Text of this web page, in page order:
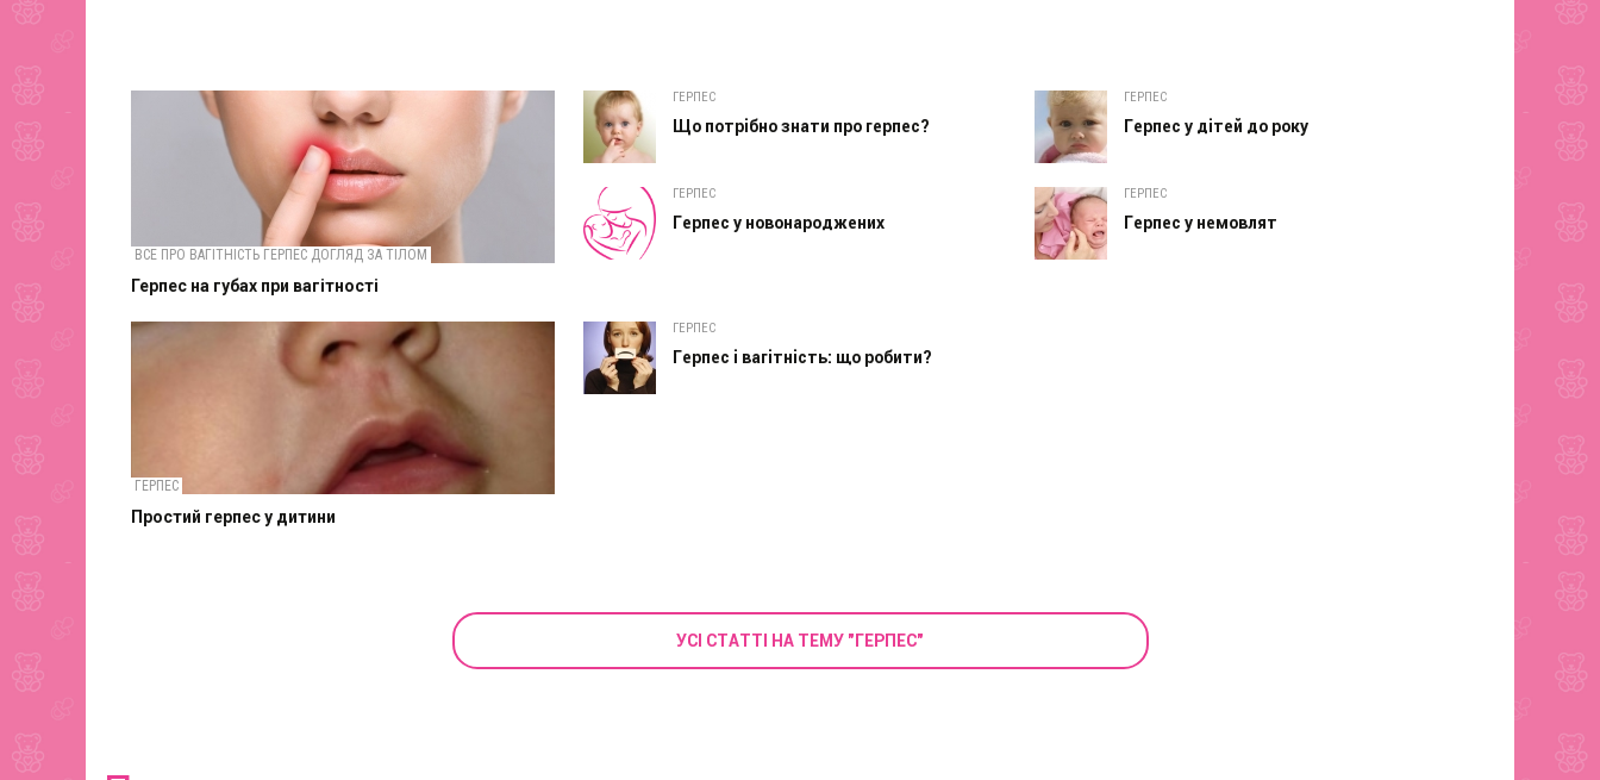
ВСЕ ПРО ВАГІТНІСТЬ ГЕРПЕС ДОГЛЯД ЗА ТІЛОМ
Герпес на губах при вагітності
ГЕРПЕС
Що потрібно знати про герпес?
ГЕРПЕС
Герпес у новонароджених
ГЕРПЕС
Герпес у дітей до року
ГЕРПЕС
Герпес у немовлят
ГЕРПЕС
Простий герпес у дитини
ГЕРПЕС
Герпес і вагітність: що робити?
УСІ СТАТТІ НА ТЕМУ "ГЕРПЕС"